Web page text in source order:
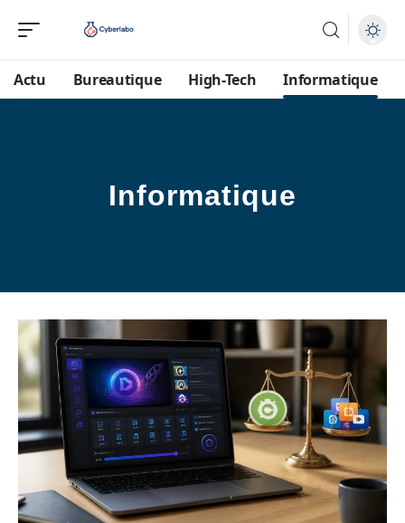
Actu Bureautique High-Tech Informatique
Informatique